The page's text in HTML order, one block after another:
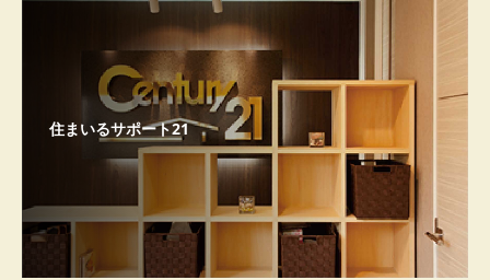
住まいるサポート21